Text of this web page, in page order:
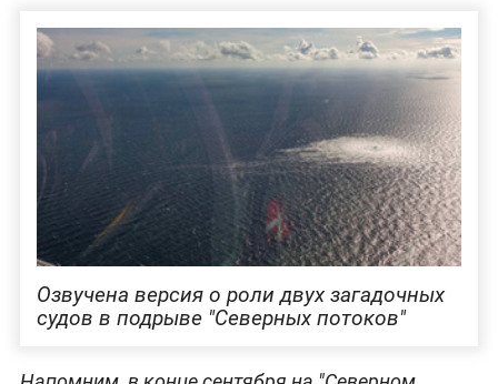
Озвучена версия о роли двух загадочных
судов в подрыве "Северных потоков"